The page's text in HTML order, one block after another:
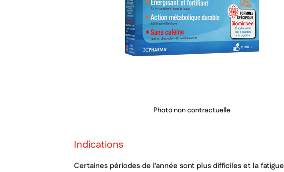
Photo non contractuelle
Indications
Certaines périodes de l'année sont plus difficiles et la fatigue